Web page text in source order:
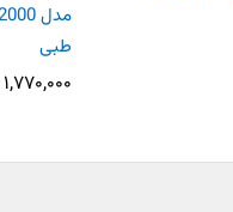
طبی
۱,۷۷۰,۰۰۰